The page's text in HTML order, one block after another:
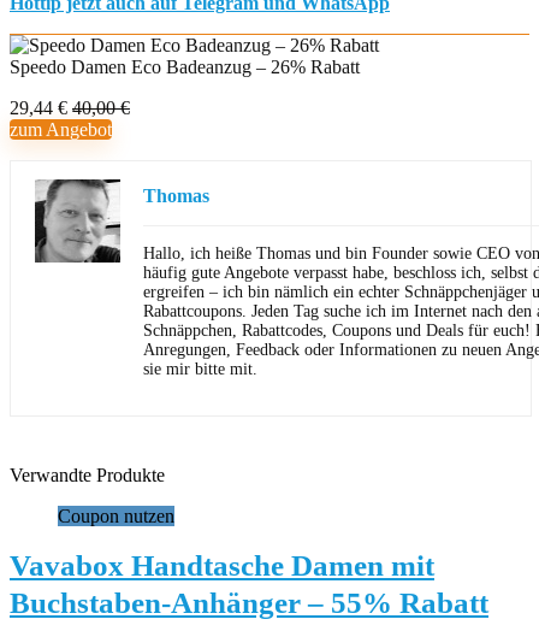
Speedo Damen Eco Badeanzug – 26% Rabatt
29,44 € 40,00 €
zum Angebot
Thomas
Hallo, ich heiße Thomas und bin Founder sowie CEO
häufig gute Angebote verpasst habe, beschloss ich,
ergreifen – ich bin nämlich ein echter Schnäppchenjäger
Rabattcoupons. Jeden Tag suche ich im Internet nach den
Schnäppchen, Rabattcodes, Coupons und Deals für euch!
Anregungen, Feedback oder Informationen zu neuen
sie mir bitte mit.
Verwandte Produkte
Coupon nutzen
Vavabox Handtasche Damen mit
Buchstaben-Anhänger – 55% Rabatt